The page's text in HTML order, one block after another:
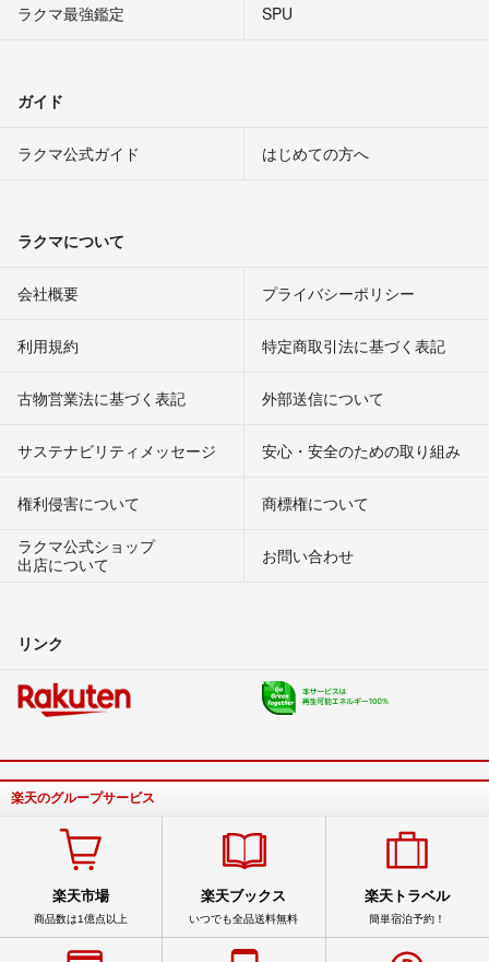
ラクマ最強鑑定
SPU
ガイド
ラクマ公式ガイド はじめての方へ
ラクマについて
会社概要 プライバシーポリシー
利用規約 特定商取引法に基づく表記
古物営業法に基づく表記 外部送信について
サステナビリティメッセージ 安心・安全のための取り組み
権利侵害について
商標権について
ラクマ公式ショップ
出店について
お問い合わせ
リンク
楽天のグループサービス
楽天市場
商品数は1億点以上
楽天ブックス
いつでも全品送料無料
楽天トラベル
簡単宿泊予約！